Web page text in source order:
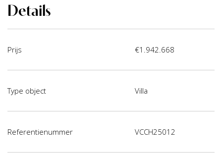
Details
Prijs €1.942.668
Type object Villa
Referentienummer VCCH25012